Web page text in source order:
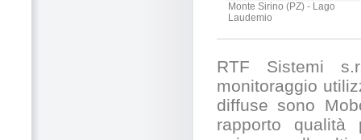
Monte Sirino (PZ) - Lago
Laudemio
RTF Sistemi
monitoraggio
diffuse sono
rapporto qualità